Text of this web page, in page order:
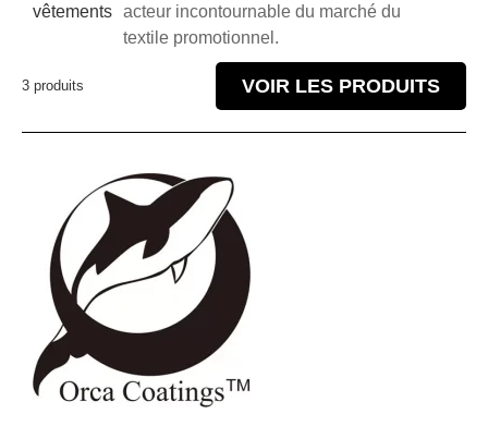
vêtements acteur incontournable du marché du
textile promotionnel.
3 produits VOIR LES PRODUITS